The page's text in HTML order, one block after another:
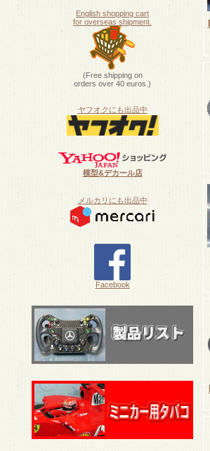
English shopping cart
for overseas shipment.
(Free shipping on
orders over 40 euros.)
ヤフオクにも出品中
模型&デカール店
メルカリにも出品中
Facebook